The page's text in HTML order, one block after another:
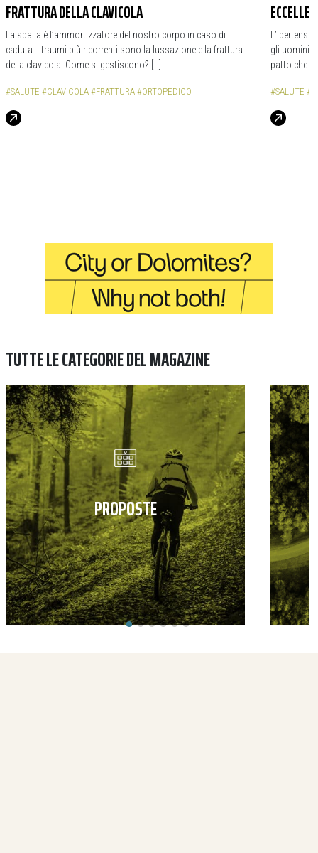
FRATTURA DELLA CLAVICOLA
La spalla è l’ammortizzatore del nostro corpo in caso di
caduta. I traumi più ricorrenti sono la lussazione e la frattura
della clavicola. Come si gestiscono? […]
#SALUTE #CLAVICOLA #FRATTURA #ORTOPEDICO
gli uomini
patto che
#SALUTE
TUTTE LE CATEGORIE DEL MAGAZINE
PROPOSTE